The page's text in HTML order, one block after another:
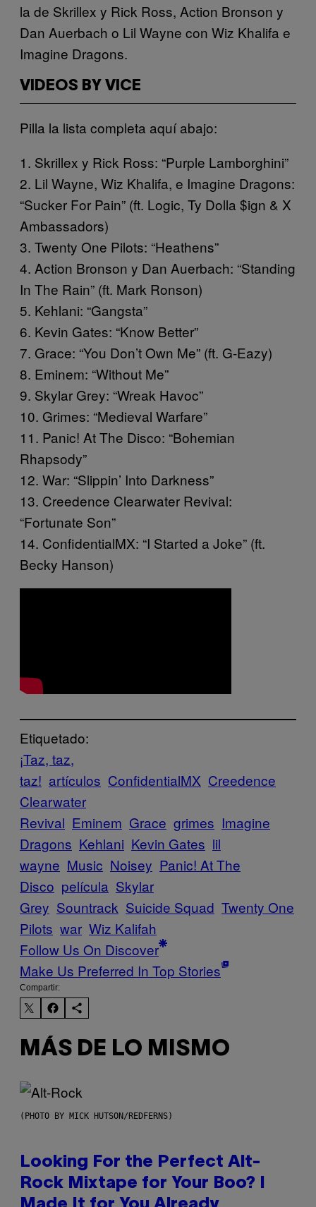
la de Skrillex y Rick Ross, Action Bronson y
Dan Auerbach o Lil Wayne con Wiz Khalifa e
Imagine Dragons.
VIDEOS BY VICE
Pilla la lista completa aquí abajo:
1. Skrillex y Rick Ross: “Purple Lamborghini”
2. Lil Wayne, Wiz Khalifa, e Imagine Dragons:
“Sucker For Pain” (ft. Logic, Ty Dolla $ign & X
Ambassadors)
3. Twenty One Pilots: “Heathens”
4. Action Bronson y Dan Auerbach: “Standing
In The Rain” (ft. Mark Ronson)
5. Kehlani: “Gangsta”
6. Kevin Gates: “Know Better”
7. Grace: “You Don’t Own Me” (ft. G-Eazy)
8. Eminem: “Without Me”
9. Skylar Grey: “Wreak Havoc”
10. Grimes: “Medieval Warfare”
11. Panic! At The Disco: “Bohemian
Rhapsody”
12. War: “Slippin’ Into Darkness”
13. Creedence Clearwater Revival:
“Fortunate Son”
14. ConfidentialMX: “I Started a Joke” (ft.
Becky Hanson)
Etiquetado:
¡Taz, taz,
taz! artículos ConfidentialMX Creedence
Clearwater
Revival Eminem Grace grimes Imagine
Dragons Kehlani Kevin Gates lil
wayne Music Noisey Panic! At The
Disco película Skylar
Grey Sountrack Suicide Squad Twenty One
Pilots war Wiz Kalifah
Follow Us On Discover
Make Us Preferred In Top Stories
Compartir:
MÁS DE LO MISMO
(PHOTO BY MICK HUTSON/REDFERNS)
Looking For the Perfect Alt-
Rock Mixtape for Your Boo? I